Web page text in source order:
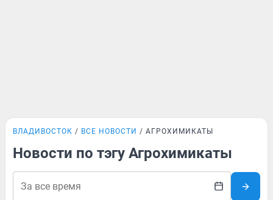
ВЛАДИВОСТОК ВСЕ НОВОСТИ АГРОХИМИКАТЫ
Новости по тэгу Агрохимикаты